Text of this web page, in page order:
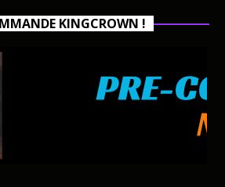
KINGCROWN !